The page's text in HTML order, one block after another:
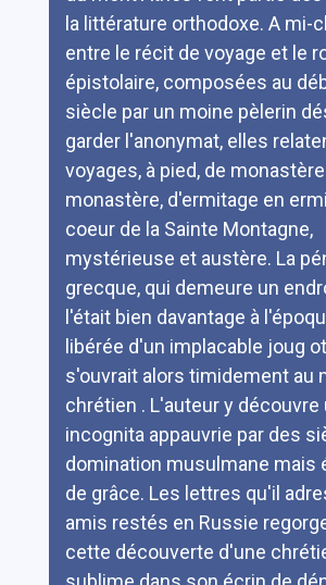
la littérature orthodoxe. A mi-
entre le récit de voyage et le
épistolaire, composées au
siècle par un moine pèlerin
garder l'anonymat, elles
voyages, à pied, de
monastère, d'ermitage en
coeur de la Sainte Montagne,
mystérieuse et austère. La
grecque, qui demeure un
l'était bien davantage à
libérée d'un implacable joug
s'ouvrait alors timidement au
chrétien . L'auteur y découvre
incognita appauvrie par des
domination musulmane mais
de grâce. Les lettres qu'il
amis restés en Russie
cette découverte d'une